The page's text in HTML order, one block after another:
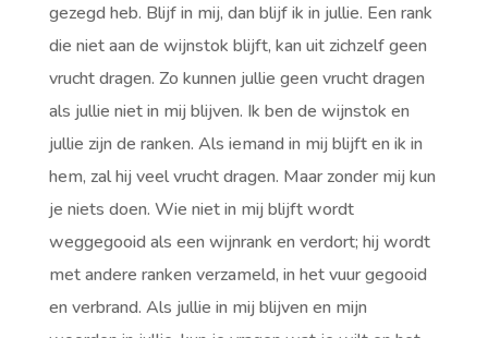
gezegd heb. Blijf in mij, dan blijf ik in jullie. Een rank
die niet aan de wijnstok blijft, kan uit zichzelf geen
vrucht dragen. Zo kunnen jullie geen vrucht dragen
als jullie niet in mij blijven. Ik ben de wijnstok en
jullie zijn de ranken. Als iemand in mij blijft en ik in
hem, zal hij veel vrucht dragen. Maar zonder mij kun
je niets doen. Wie niet in mij blijft wordt
weggegooid als een wijnrank en verdort; hij wordt
met andere ranken verzameld, in het vuur gegooid
en verbrand. Als jullie in mij blijven en mijn